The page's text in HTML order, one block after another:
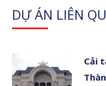
DỰ ÁN LIÊN
Cải